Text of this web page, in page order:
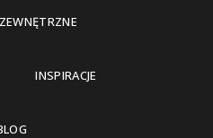
INSPIRACJE